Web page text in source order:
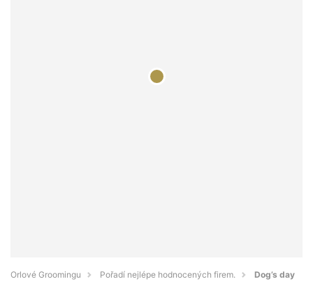
Orlové Groomingu Pořadí nejlépe hodnocených firem. Dog’s day